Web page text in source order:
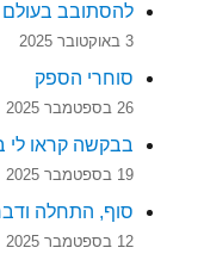
להסתובב בעולם
3 באוקטובר 2025
סוחרי הספק
26 בספטמבר 2025
בבקשה קראו לי
19 בספטמבר 2025
סוף, התחלה
12 בספטמבר 2025